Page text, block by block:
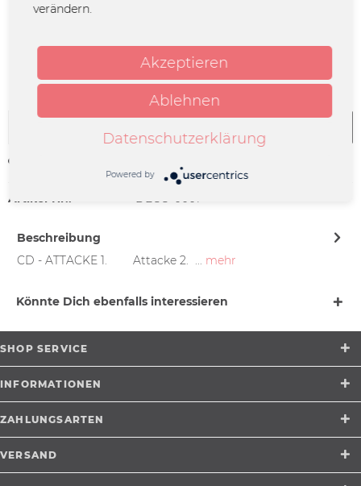
natürlich jederzeit abmelden.
Jetzt konfigurieren
Artikel-Nr.: DECO-0001
Beschreibung
CD - ATTACKE 1. Attacke 2. ... mehr
Könnte Dich ebenfalls interessieren
SHOP SERVICE
INFORMATIONEN
ZAHLUNGSARTEN
VERSAND
verändern.
Akzeptieren
Ablehnen
Datenschutzerklärung
Powered by